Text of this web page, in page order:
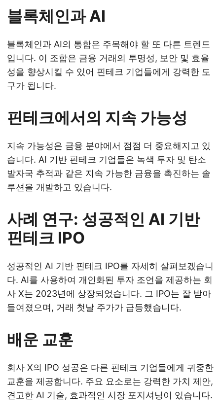
블록체인과 AI
블록체인과 AI의 통합은 주목해야 할 또 다른 트렌드
입니다. 이 조합은 금융 거래의 투명성, 보안 및 효율
성을 향상시킬 수 있어 핀테크 기업들에게 강력한 도
구가 됩니다.
핀테크에서의 지속 가능성
지속 가능성은 금융 분야에서 점점 더 중요해지고 있
습니다. AI 기반 핀테크 기업들은 녹색 투자 및 탄소
발자국 추적과 같은 지속 가능한 금융을 촉진하는 솔
루션을 개발하고 있습니다.
사례 연구: 성공적인 AI 기반
핀테크 IPO
성공적인 AI 기반 핀테크 IPO를 자세히 살펴보겠습니
다. AI를 사용하여 개인화된 투자 조언을 제공하는 회
사 X는 2023년에 상장되었습니다. 그 IPO는 잘 받아
들여졌으며, 거래 첫날 주가가 급등했습니다.
배운 교훈
회사 X의 IPO 성공은 다른 핀테크 기업들에게 귀중한
교훈을 제공합니다. 주요 요소로는 강력한 가치 제안,
견고한 AI 기술, 효과적인 시장 포지셔닝이 있습니다.